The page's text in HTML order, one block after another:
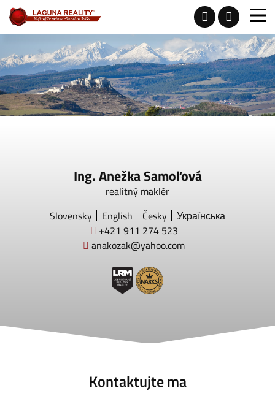
Ing. Anežka Samoľová
realitný maklér
Slovensky
English Česky
Українська
+421 911 274 523
anakozak@yahoo.com
Kontaktujte ma